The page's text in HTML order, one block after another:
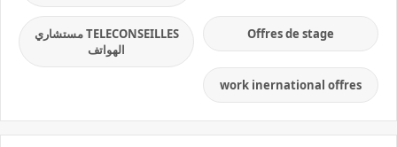
Offres de stage
TELECONSEILLES مستشاري
الهواتف
work inernational offres